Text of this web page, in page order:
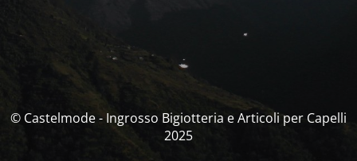
© Castelmode - Ingrosso Bigiotteria e Articoli per Capelli
2025